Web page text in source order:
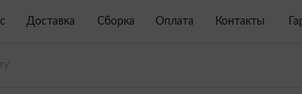
Доставка Сборка Оплата Контакты